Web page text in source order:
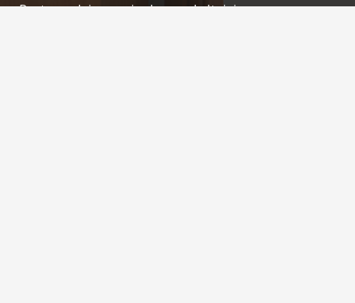
Porta madeira maciça laqueada Itajai